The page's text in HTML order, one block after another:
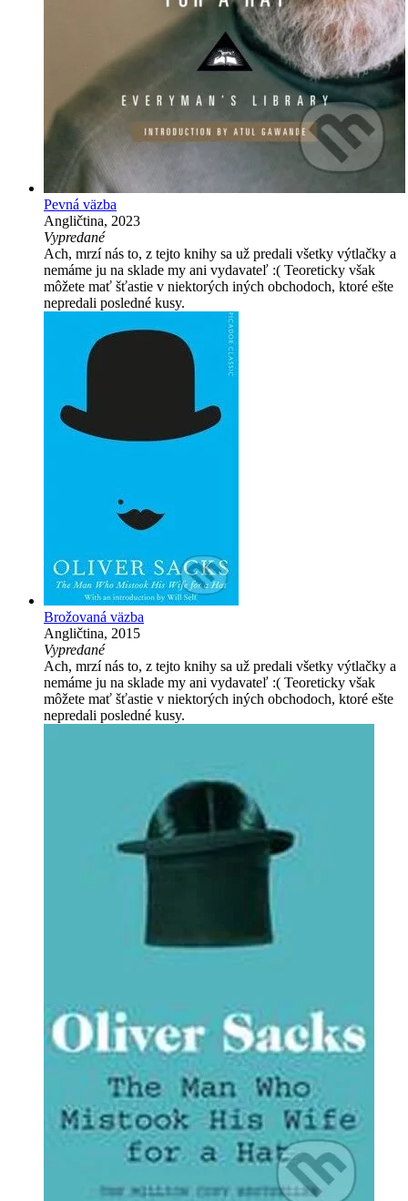
Pevná väzba
Angličtina, 2023
Vypredané
Ach, mrzí nás to, z tejto knihy sa už predali všetky výtlačky a
nemáme ju na sklade my ani vydavateľ :( Teoreticky však
môžete mať šťastie v niektorých iných obchodoch, ktoré ešte
nepredali posledné kusy.
Brožovaná väzba
Angličtina, 2015
Vypredané
Ach, mrzí nás to, z tejto knihy sa už predali všetky výtlačky a
nemáme ju na sklade my ani vydavateľ :( Teoreticky však
môžete mať šťastie v niektorých iných obchodoch, ktoré ešte
nepredali posledné kusy.